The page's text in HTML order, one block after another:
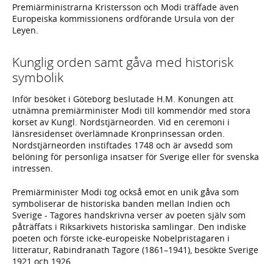
Premiärministrarna Kristersson och Modi träffade även
Europeiska kommissionens ordförande Ursula von der
Leyen.
Kunglig orden samt gåva med historisk
symbolik
Inför besöket i Göteborg beslutade H.M. Konungen att
utnämna premiärminister Modi till kommendör med stora
korset av Kungl. Nordstjärneorden. Vid en ceremoni i
länsresidenset överlämnade Kronprinsessan orden.
Nordstjärneorden instiftades 1748 och är avsedd som
belöning för personliga insatser för Sverige eller för svenska
intressen.
Premiärminister Modi tog också emot en unik gåva som
symboliserar de historiska banden mellan Indien och
Sverige - Tagores handskrivna verser av poeten själv som
påträffats i Riksarkivets historiska samlingar. Den indiske
poeten och förste icke-europeiske Nobelpristagaren i
litteratur, Rabindranath Tagore (1861–1941), besökte Sverige
1921 och 1926.